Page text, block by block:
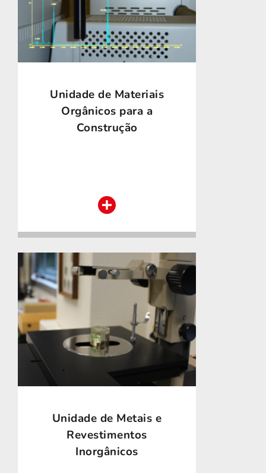
Unidade de Materiais
Orgânicos para a
Construção
Unidade de Metais e
Revestimentos
Inorgânicos